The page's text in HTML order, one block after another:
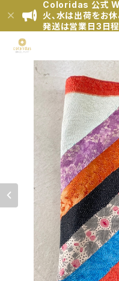
Coloridas 公式
火、水は出荷をお休
発送は営業日3日